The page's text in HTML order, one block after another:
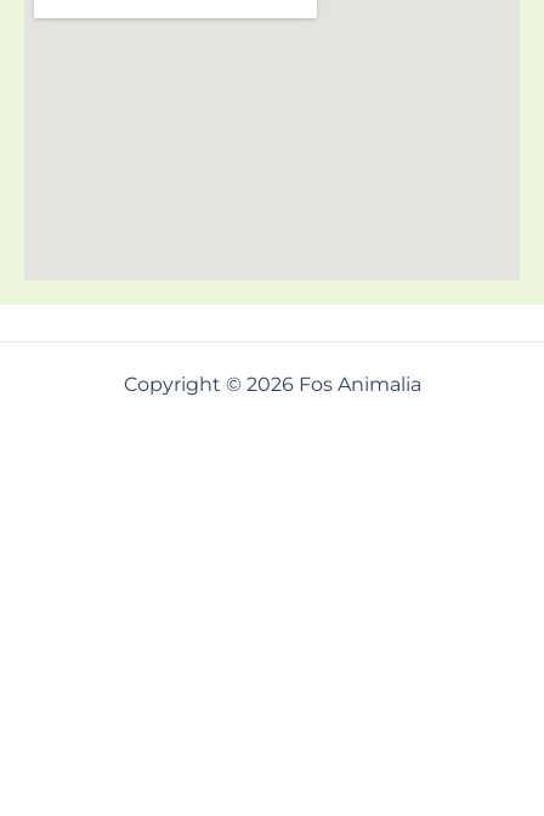
Copyright © 2026 Fos Animalia